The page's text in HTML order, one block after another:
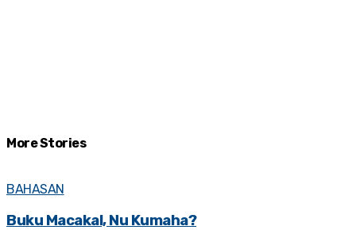
MoreStories
BAHASAN
Buku Macakal, Nu Kumaha?